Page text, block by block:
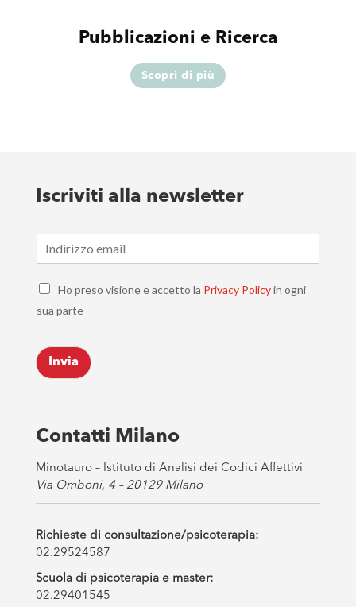
Pubblicazioni e Ricerca
Scopri di più
Iscriviti alla newsletter
m
*
C
e
k
b
o
s
*
Ho preso visione e accetto la Privacy Policyin ogni
sua parte
Invia
Contatti Milano
Minotauro – Istituto di Analisi dei Codici Affettivi
Via Omboni, 4 – 20129 Milano
Richieste di consultazione/psicoterapia:
02.29524587
Scuola di psicoterapia e master:
02.29401545